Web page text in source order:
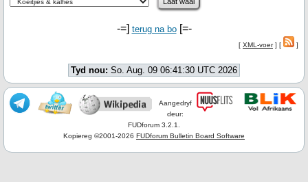
-=] terug na bo[=-
[ XML-voer] [ ]
Tyd nou: So. Aug. 09 06:41:30 UTC 2026
Aangedryf
deur:
FUDforum 3.2.1.
Kopiereg ©2001-2026 FUDforum Bulletin Board Software